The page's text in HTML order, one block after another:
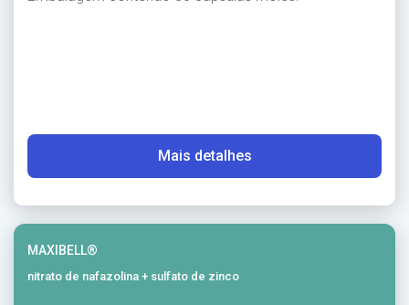
Mais detalhes
MAXIBELL®
nitrato de nafazolina + sulfato de zinco